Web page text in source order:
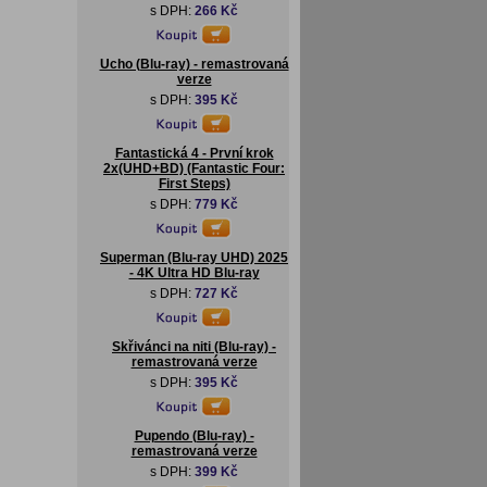
s DPH: 266 Kč
Ucho (Blu-ray) - remastrovaná
verze
s DPH: 395 Kč
Fantastická 4 - První krok
2x(UHD+BD) (Fantastic Four:
First Steps)
s DPH: 779 Kč
Superman (Blu-ray UHD) 2025
- 4K Ultra HD Blu-ray
s DPH: 727 Kč
Skřivánci na niti (Blu-ray) -
remastrovaná verze
s DPH: 395 Kč
Pupendo (Blu-ray) -
remastrovaná verze
s DPH: 399 Kč